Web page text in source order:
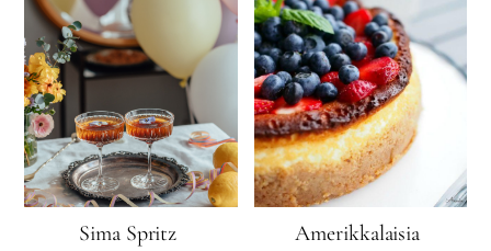
Sima Spritz
Amerikkalaisia